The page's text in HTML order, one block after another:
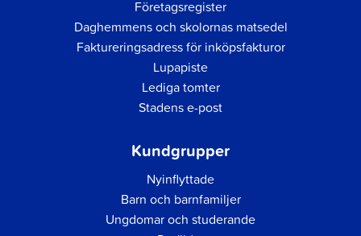
Företagsregister
Daghemmens och skolornas matsedel
Faktureringsadress för inköpsfakturor
Lupapiste
Lediga tomter
Stadens e-post
Kundgrupper
Nyinflyttade
Barn och barnfamiljer
Ungdomar och studerande